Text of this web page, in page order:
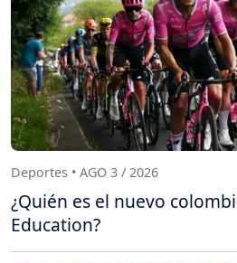
Deportes • AGO 3 / 2026
¿Quién es el nuevo
Education?